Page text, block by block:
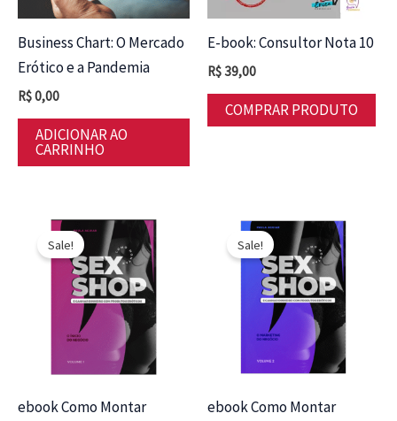
Business Chart: O Mercado
Erótico e a Pandemia
R$0,00
ADICIONAR AO
CARRINHO
E-book: Consultor Nota 10
R$39,00
COMPRAR PRODUTO
Sale!
ebook Como Montar
Sale!
ebook Como Montar